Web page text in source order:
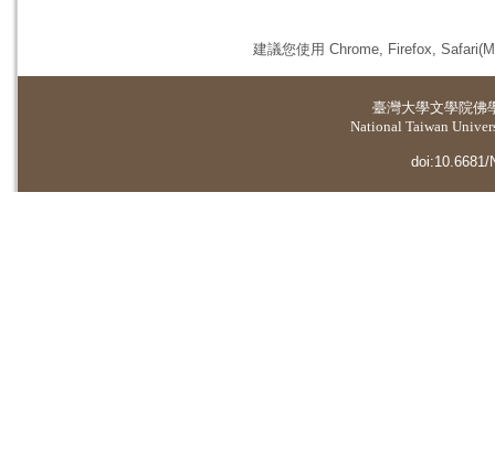
建議您使用 Chrome, Firefox,
臺灣大學文學院佛
National Taiwan
doi:10.6681/